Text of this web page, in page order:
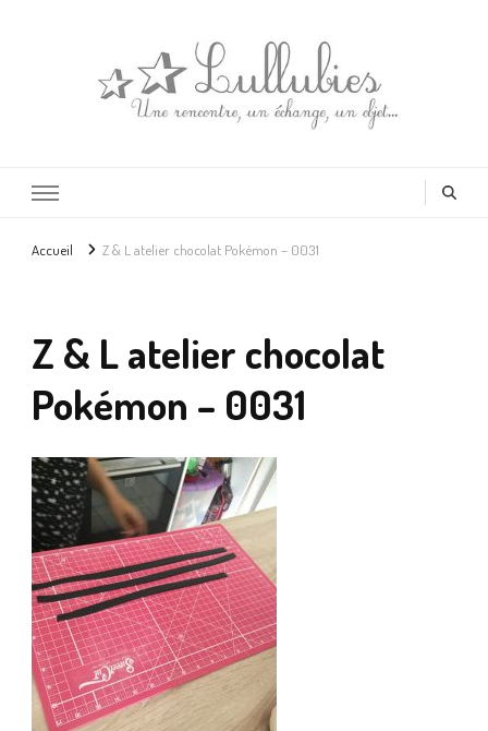
Accueil Z & L atelier chocolat Pokémon – 0031
Z & L atelier chocolat
Pokémon – 0031